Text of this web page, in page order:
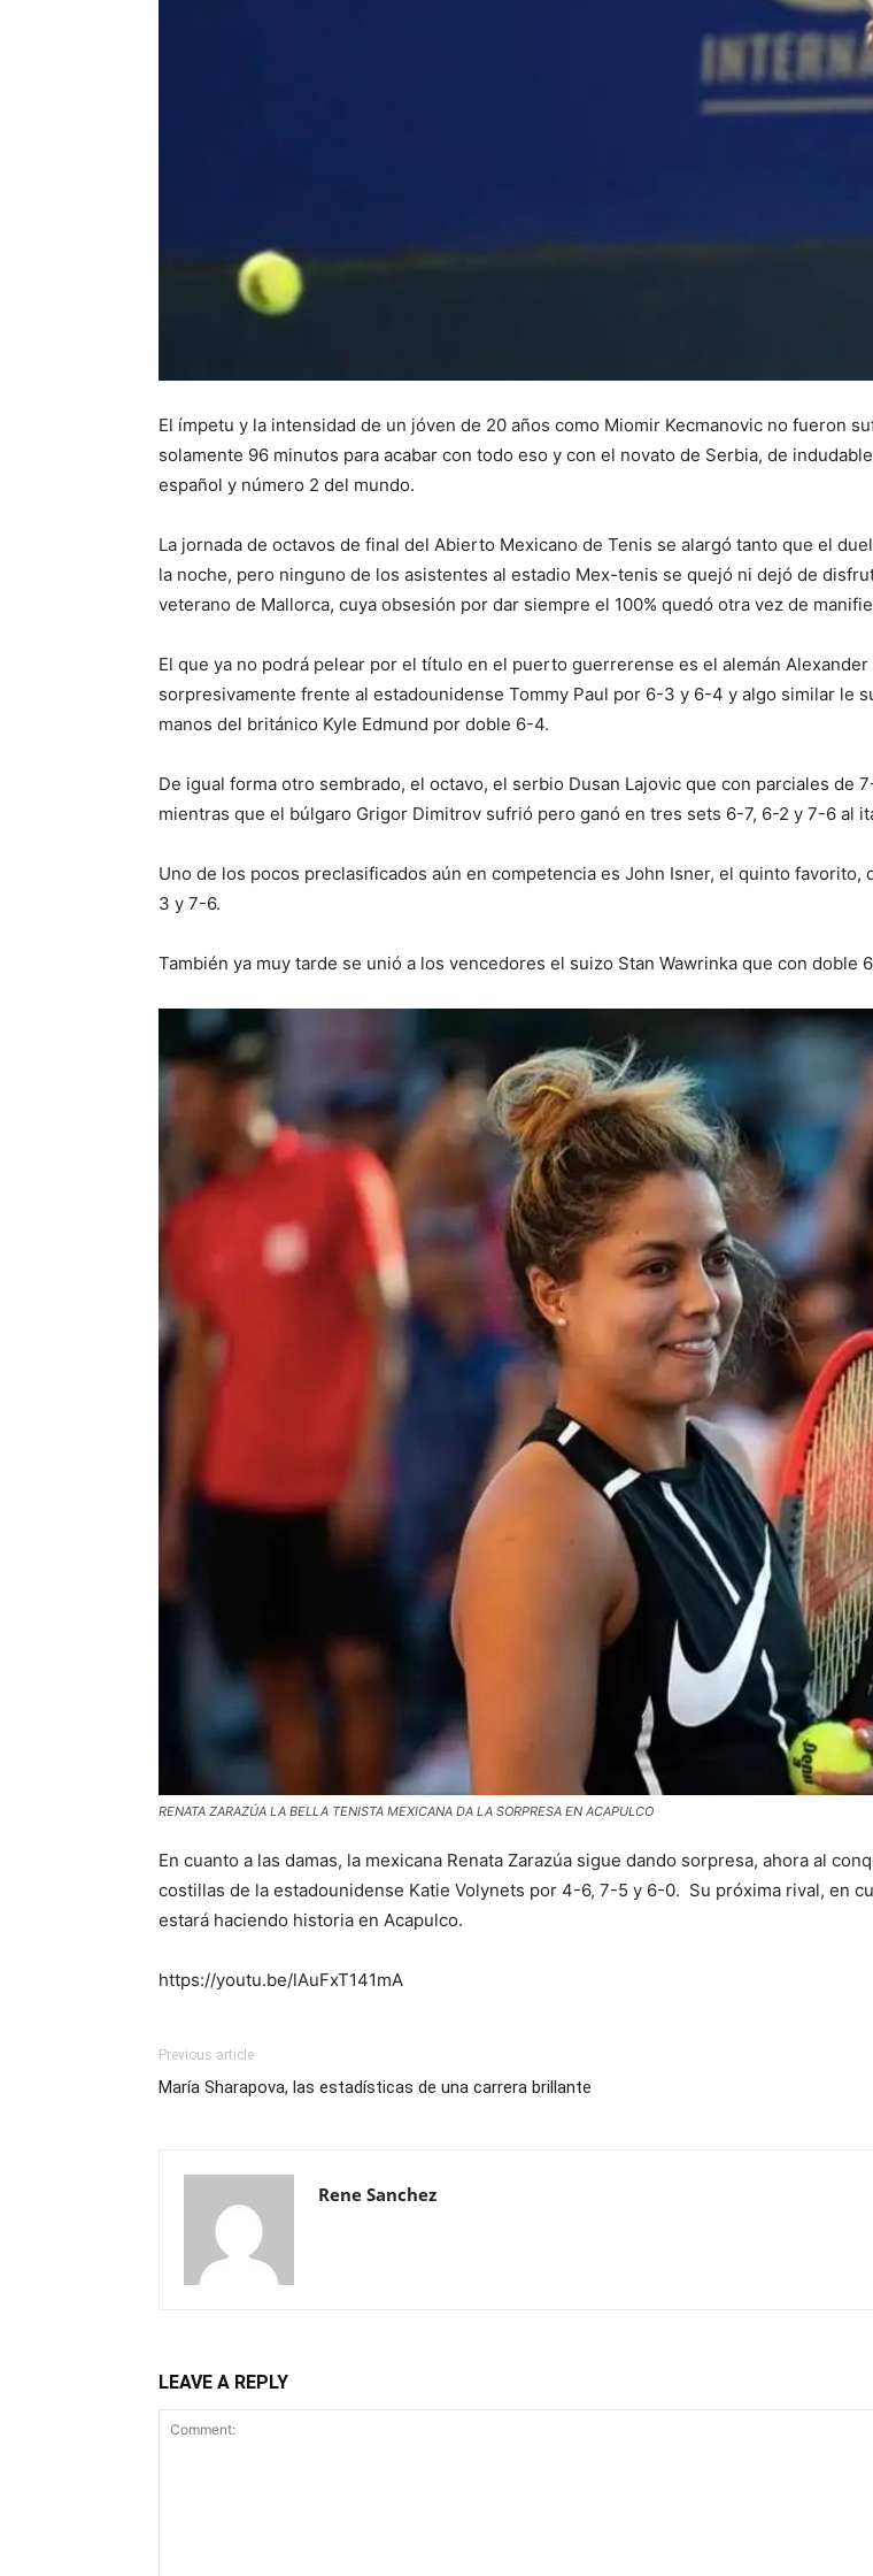
El ímpetu y la intensidad de un jóven de 20 años como Miomir Kecmanovic no fueron
solamente 96 minutos para acabar con todo eso y con el novato de Serbia, de
español y número 2 del mundo.
La jornada de octavos de final del Abierto Mexicano de Tenis se alargó tanto que el
la noche, pero ninguno de los asistentes al estadio Mex-tenis se quejó ni dejó de
veterano de Mallorca, cuya obsesión por dar siempre el 100% quedó otra vez de
El que ya no podrá pelear por el título en el puerto guerrerense es el alemán
sorpresivamente frente al estadounidense Tommy Paul por 6-3 y 6-4 y algo similar le
manos del británico Kyle Edmund por doble 6-4.
De igual forma otro sembrado, el octavo, el serbio Dusan Lajovic que con parciales de
mientras que el búlgaro Grigor Dimitrov sufrió pero ganó en tres sets 6-7, 6-2 y 7-6 al
Uno de los pocos preclasificados aún en competencia es John Isner, el quinto
3 y 7-6.
También ya muy tarde se unió a los vencedores el suizo Stan Wawrinka que con
RENATA ZARAZÚA LA BELLA TENISTA MEXICANA DA LA SORPRESA EN ACAPULCO
En cuanto a las damas, la mexicana Renata Zarazúa sigue dando sorpresa, ahora al
costillas de la estadounidense Katie Volynets por 4-6, 7-5 y 6-0. Su próxima rival, en
estará haciendo historia en Acapulco.
https://youtu.be/lAuFxT141mA
Previous article
María Sharapova, las estadísticas de una carrera brillante
Rene Sanchez
LEAVE A REPLY